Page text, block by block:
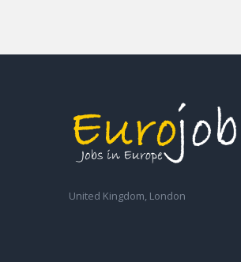
United Kingdom, London